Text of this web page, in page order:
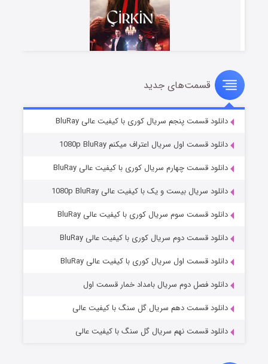
سریال زشت
قسمت۲ (زیرنویس) منتشر شد
مردگان متحرک: شهر مرده ۳
قسمت۲ (زیرنویس) منتشر شد
قسمت‌های جدید
دانلود قسمت پنجم سریال کوری با کیفیت عالی BluRay
دانلود قسمت اول سریال اعتراف میکنم 1080p BluRay
دانلود قسمت چهارم سریال کوری با کیفیت عالی BluRay
دانلود سریال بیست و یک با کیفیت عالی 1080p BluRay
دانلود قسمت سوم سریال کوری با کیفیت عالی BluRay
دانلود قسمت دوم سریال کوری با کیفیت عالی BluRay
دانلود قسمت اول سریال کوری با کیفیت عالی BluRay
دانلود فصل دوم سریال بامداد خمار قسمت اول
دانلود قسمت دهم سریال گل سنگ با کیفیت عالی
دانلود قسمت نهم سریال گل سنگ با کیفیت عالی